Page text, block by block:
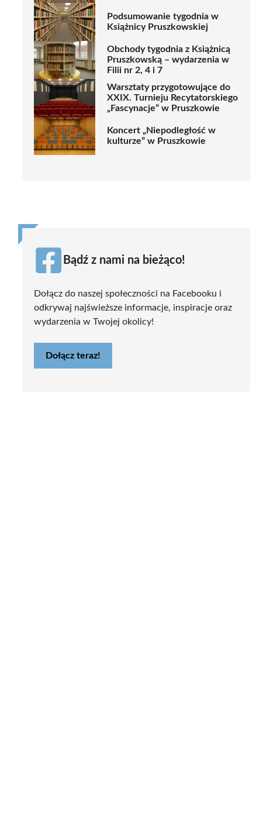
Podsumowanie tygodnia w
Książnicy Pruszkowskiej
Obchody tygodnia z Książnicą
Pruszkowską – wydarzenia w
Filii nr 2, 4 i 7
Warsztaty przygotowujące do
XXIX. Turnieju Recytatorskiego
„Fascynacje” w Pruszkowie
Koncert „Niepodległość w
kulturze” w Pruszkowie
Bądź z nami na bieżąco!
Dołącz do naszej społeczności na Facebooku i
odkrywaj najświeższe informacje, inspiracje oraz
wydarzenia w Twojej okolicy!
Dołącz teraz!